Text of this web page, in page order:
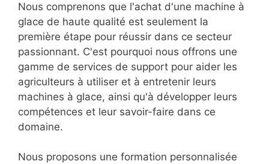
Nous comprenons que l'achat d'une machine à
glace de haute qualité est seulement la
première étape pour réussir dans ce secteur
passionnant. C'est pourquoi nous offrons une
gamme de services de support pour aider les
agriculteurs à utiliser et à entretenir leurs
machines à glace, ainsi qu'à développer leurs
compétences et leur savoir-faire dans ce
domaine.
Nous proposons une formation personnalisée